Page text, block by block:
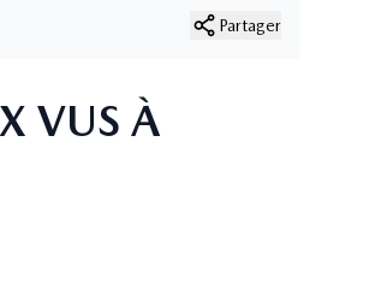
Partager
VUS À